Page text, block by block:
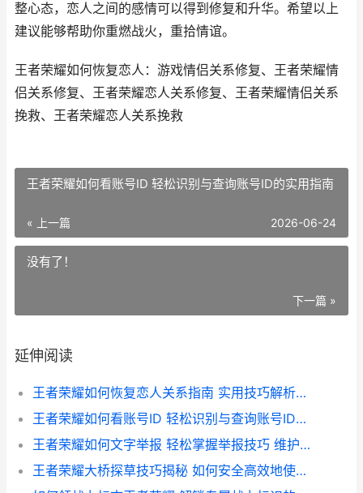
整心态，恋人之间的感情可以得到修复和升华。希望以上
建议能够帮助你重燃战火，重拾情谊。
王者荣耀如何恢复恋人：游戏情侣关系修复、王者荣耀情
侣关系修复、王者荣耀恋人关系修复、王者荣耀情侣关系
挽救、王者荣耀恋人关系挽救
王者荣耀如何看账号ID 轻松识别与查询账号ID的实用指南
« 上一篇 2026-06-24
没有了！
下一篇 »
延伸阅读
王者荣耀如何恢复恋人关系指南 实用技巧解析与恢复攻略
王者荣耀如何看账号ID 轻松识别与查询账号ID的实用指南
王者荣耀如何文字举报 轻松掌握举报技巧 维护游戏环境
王者荣耀大桥探草技巧揭秘 如何安全高效地使用大桥进行视野侦查